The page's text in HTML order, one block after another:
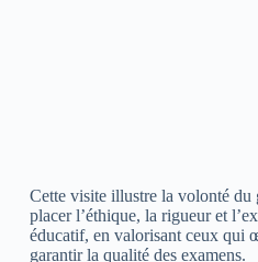
Cette visite illustre la volonté du
placer l’éthique, la rigueur et
éducatif, en valorisant ceux qui
garantir la qualité des examens.